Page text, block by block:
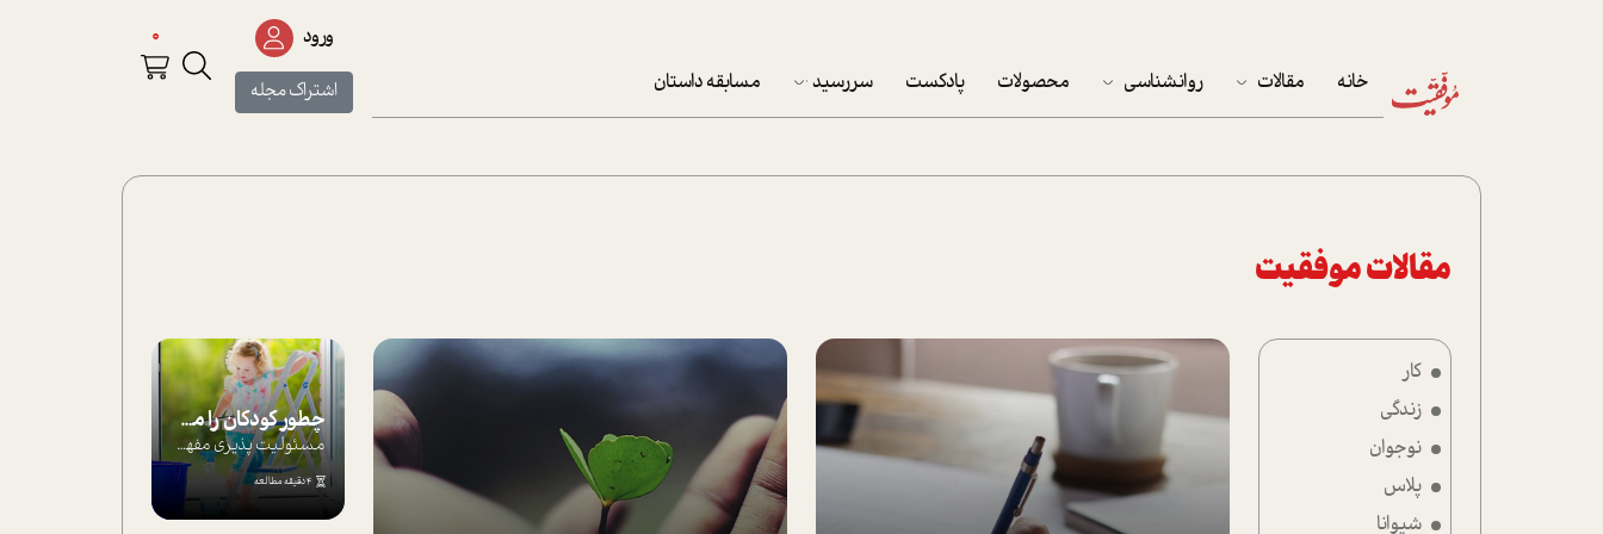
خانه مقالات
پرونده ویژه
روانشناسی محصولات پادکست سررسید
تقویم دیواری
مسابقه داستان
ورود
اشتراک مجله
0
مقالات موفقیت
کار
زندگی
نوجوان
پلاس
شیوانا
چطور کودکان را مسئولیت‌پذیر بار بیاورید؟
مسئولیت پذیری مفهومی ا ست که هر چه کودکت...
4 دقیقه مطالعه